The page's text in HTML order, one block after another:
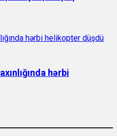
hərbi